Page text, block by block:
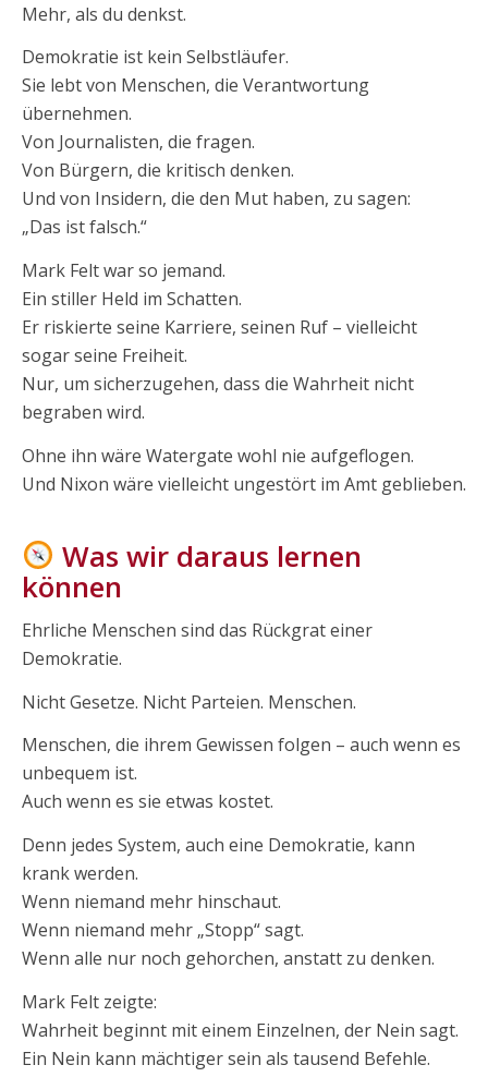
Mehr, als du denkst.
Demokratie ist kein Selbstläufer.
Sie lebt von Menschen, die Verantwortung
übernehmen.
Von Journalisten, die fragen.
Von Bürgern, die kritisch denken.
Und von Insidern, die den Mut haben, zu sagen:
„Das ist falsch.“
Mark Felt war so jemand.
Ein stiller Held im Schatten.
Er riskierte seine Karriere, seinen Ruf – vielleicht
sogar seine Freiheit.
Nur, um sicherzugehen, dass die Wahrheit nicht
begraben wird.
Ohne ihn wäre Watergate wohl nie aufgeflogen.
Und Nixon wäre vielleicht ungestört im Amt geblieben.
Was wir daraus lernen
können
Ehrliche Menschen sind das Rückgrat einer
Demokratie.
Nicht Gesetze. Nicht Parteien. Menschen.
Menschen, die ihrem Gewissen folgen – auch wenn es
unbequem ist.
Auch wenn es sie etwas kostet.
Denn jedes System, auch eine Demokratie, kann
krank werden.
Wenn niemand mehr hinschaut.
Wenn niemand mehr „Stopp“ sagt.
Wenn alle nur noch gehorchen, anstatt zu denken.
Mark Felt zeigte:
Wahrheit beginnt mit einem Einzelnen, der Nein sagt.
Ein Nein kann mächtiger sein als tausend Befehle.